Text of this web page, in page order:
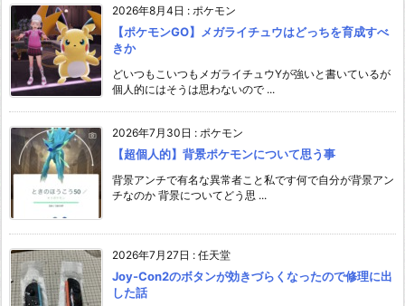
2026年8月4日 : ポケモン
【ポケモンGO】メガライチュウはどっちを育成すべ
きか
どいつもこいつもメガライチュウYが強いと書いているが
個人的にはそうは思わないので ...
2026年7月30日 : ポケモン
【超個人的】背景ポケモンについて思う事
背景アンチで有名な異常者こと私です何で自分が背景アン
チなのか 背景についてどう思 ...
2026年7月27日 : 任天堂
Joy-Con2のボタンが効きづらくなったので修理に出
した話